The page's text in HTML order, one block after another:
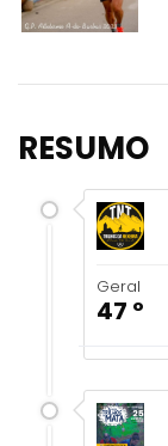
RESUMO
Geral
47 º